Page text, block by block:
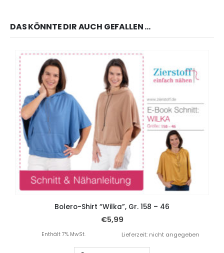
DAS KÖNNTE DIR AUCH GEFALLEN …
Bolero-Shirt “Wilka”, Gr. 158 – 46
€5,99
Enthält 7% MwSt. Lieferzeit: nicht angegeben